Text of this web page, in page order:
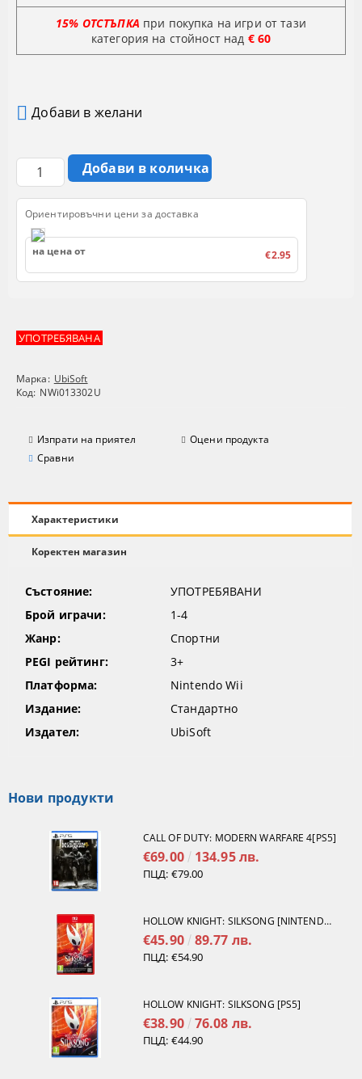
УПОТРЕБЯВАНА
Марка: UbiSoft
Код: NWi013302U
Изпрати на приятел
Оцени продукта
Сравни
15% ОТСТЪПКА при покупка на игри от тази
категория на стойност над € 60
Добави в желани
Ориентировъчни цени за доставка
на цена от €2.95
Характеристики
Коректен магазин
Състояние:
УПОТРЕБЯВАНИ
Брой играчи:
1-4
Жанр:
Спортни
PEGI рейтинг:
3+
Платформа:
Nintendo Wii
Издание:
Стандартно
Издател:
UbiSoft
Нови продукти
CALL OF DUTY: MODERN WARFARE 4[PS5]
€69.00 134.95 лв.
ПЦД: €79.00
HOLLOW KNIGHT: SILKSONG [NINTENDO SWITCH 2]
€45.90 89.77 лв.
ПЦД: €54.90
HOLLOW KNIGHT: SILKSONG [PS5]
€38.90 76.08 лв.
ПЦД: €44.90